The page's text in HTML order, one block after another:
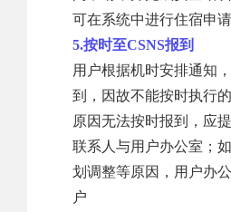
可在系统中进行住宿申请
5.按时至CSNS报到
用户根据机时安排通知
到，因故不能按时执行
原因无法按时报到，应
联系人与用户办公室；
划调整等原因，用户办
户